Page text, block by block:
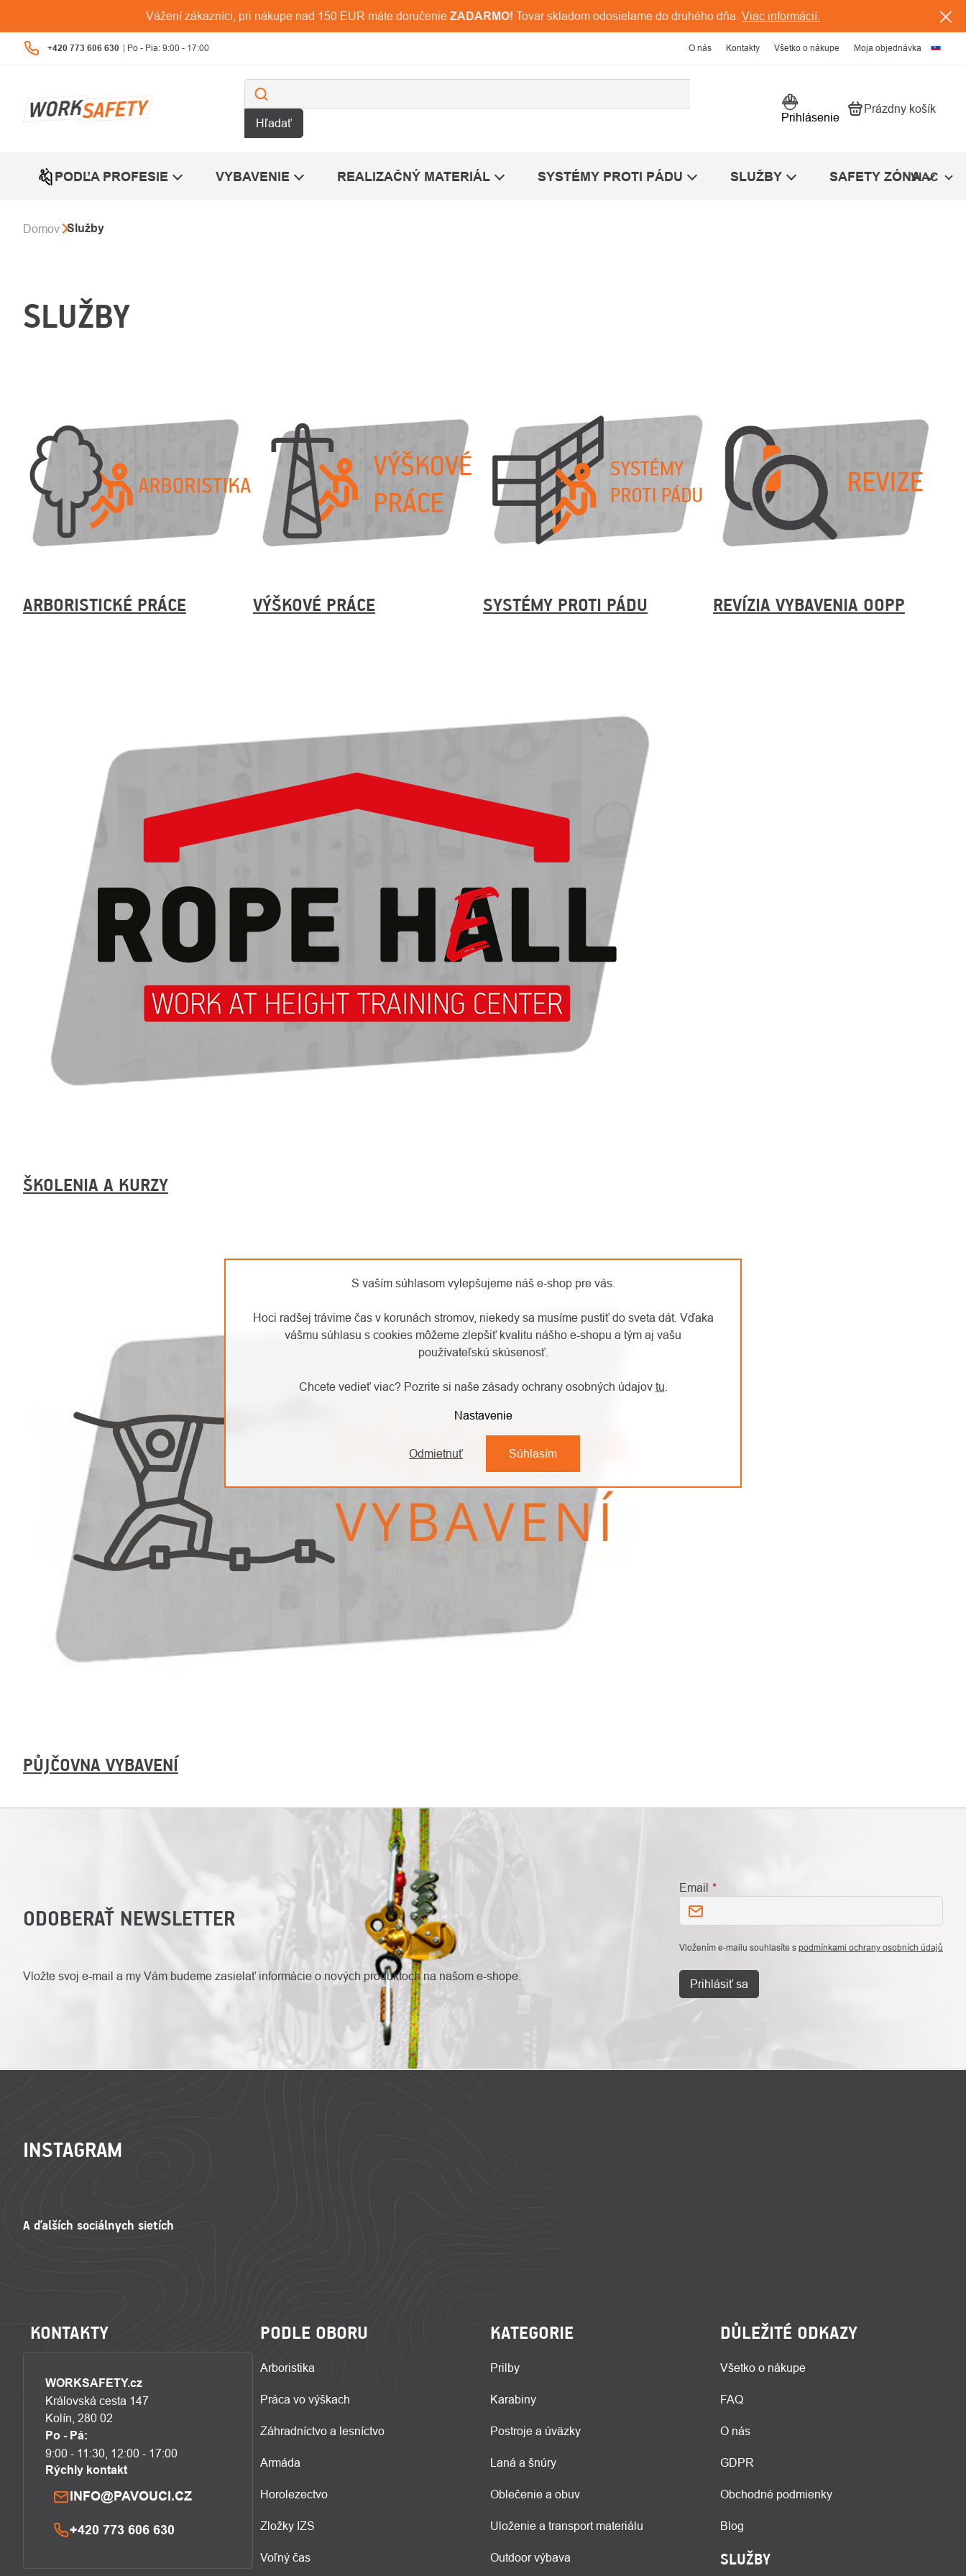
S vaším súhlasom vylepšujeme náš e-shop pre vás.
Hoci radšej trávime čas v korunách stromov, niekedy sa musíme pustiť do sveta dát. Vďaka
vášmu súhlasu s cookies môžeme zlepšiť kvalitu nášho e-shopu a tým aj vašu
používateľskú skúsenosť.
Chcete vedieť viac? Pozrite si naše zásady ochrany osobných údajov tu
Nastavenie
Odmietnuť Súhlasím
obsah
Vážení zákazníci, pri nákupe nad 150 EUR máte doručenie ZADARMO! Tovar skladom odosielame do druhého dňa. Viac informácií.
+420 773 606 630 O nás Kontakty Všetko o nákupe Moja objednávka
Hľadať Prihlásenie Nákupný košík
Prázdny košík
PODĽA PROFESIE VYBAVENIE REALIZAČNÝ MATERIÁL SYSTÉMY PROTI PÁDU SLUŽBY SAFETY ZÓNAVIAC
Domov Služby
SLUŽBY
ARBORISTICKÉ PRÁCE VÝŠKOVÉ PRÁCE SYSTÉMY PROTI PÁDU REVÍZIA VYBAVENIA OOPP
ŠKOLENIA A KURZY
PŮJČOVNA VYBAVENÍ
ODOBERAŤ NEWSLETTER
Vložte svoj e-mail a my Vám budeme zasielať informácie o nových produktoch na našom e-shope.
Email
Vložením e-mailu souhlasíte s podmínkami ochrany osobních údajů
Prihlásiť sa
INSTAGRAM
KONTAKTY
WORKSAFETY.cz
Královská cesta 147
Kolín, 280 02
Po - Pá:
9:00 - 11:30, 12:00 - 17:00
Rýchly kontakt
INFO@PAVOUCI.CZ
+420 773 606 630
PODLE OBORU
Arboristika
Práca vo výškach
Záhradníctvo a lesníctvo
Armáda
Horolezectvo
Zložky IZS
Voľný čas
KATEGORIE
Prilby
Karabiny
Postroje a úväzky
Laná a šnúry
Oblečenie a obuv
Uloženie a transport materiálu
Outdoor výbava
DŮLEŽITÉ ODKAZY
Všetko o nákupe
FAQ
O nás
GDPR
Obchodné podmienky
Blog
SLUŽBY